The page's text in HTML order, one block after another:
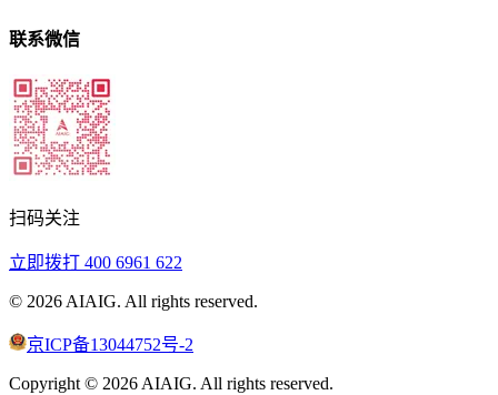
联系微信
扫码关注
立即拨打 400 6961 622
© 2026 AIAIG. All rights reserved.
京ICP备13044752号-2
Copyright © 2026 AIAIG. All rights reserved.